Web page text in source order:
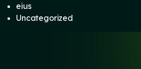
eius
Uncategorized